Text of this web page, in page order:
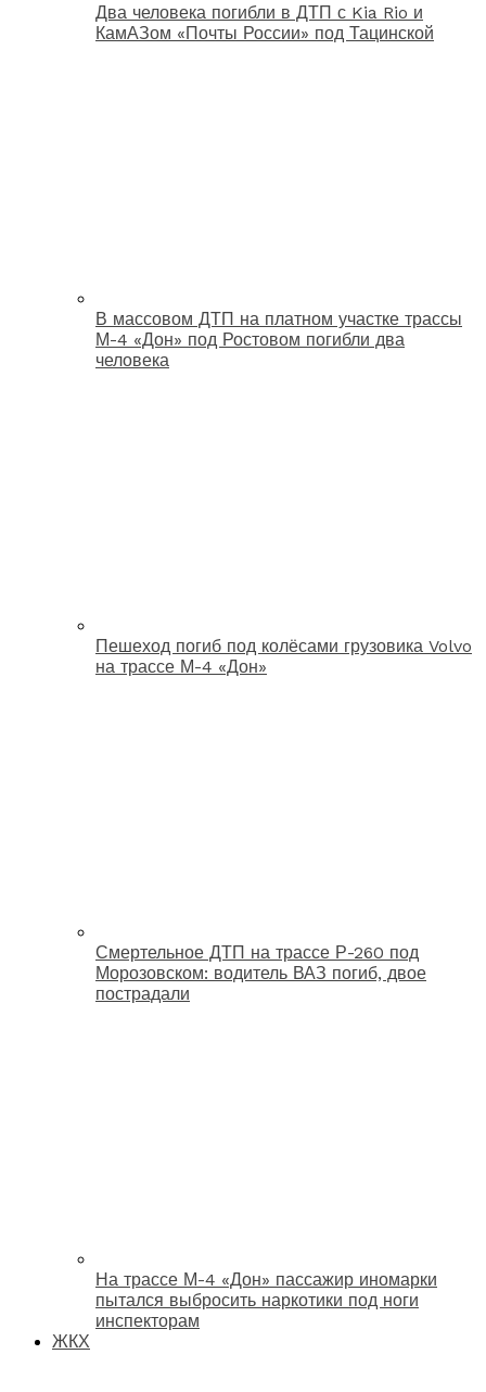
Два человека погибли в ДТП с Kia Rio и
КамАЗом «Почты России» под Тацинской
В массовом ДТП на платном участке трассы
М-4 «Дон» под Ростовом погибли два
человека
Пешеход погиб под колёсами грузовика Volvo
на трассе М-4 «Дон»
Смертельное ДТП на трассе Р-260 под
Морозовском: водитель ВАЗ погиб, двое
пострадали
На трассе М-4 «Дон» пассажир иномарки
пытался выбросить наркотики под ноги
инспекторам
ЖКХ